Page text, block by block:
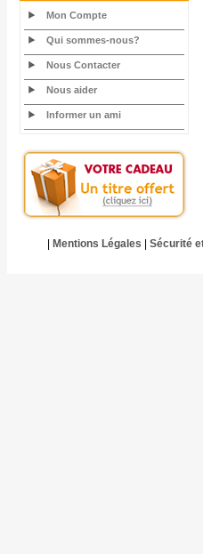
Mon Compte
Qui sommes-nous?
Nous Contacter
Nous aider
Informer un ami
Mentions Légales Sécurité